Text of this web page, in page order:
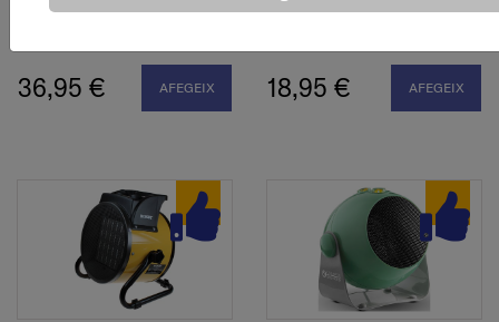
36,95 € AFEGEIX 18,95 € AFEGEIX